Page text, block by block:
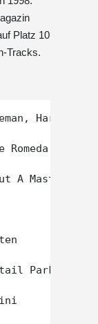
Platz 10
Tracks.
Hardy &
Romeda
A Master
Parker